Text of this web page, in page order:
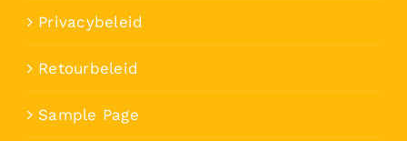
Privacybeleid
Retourbeleid
Sample Page